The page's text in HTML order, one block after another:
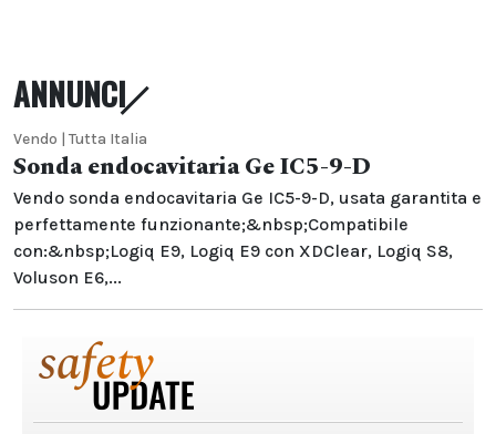
ANNUNCI
Vendo | Tutta Italia
Sonda endocavitaria Ge IC5-9-D
Vendo sonda endocavitaria Ge IC5-9-D, usata garantita e
perfettamente funzionante;&nbsp;Compatibile
con:&nbsp;Logiq E9, Logiq E9 con XDClear, Logiq S8,
Voluson E6,...